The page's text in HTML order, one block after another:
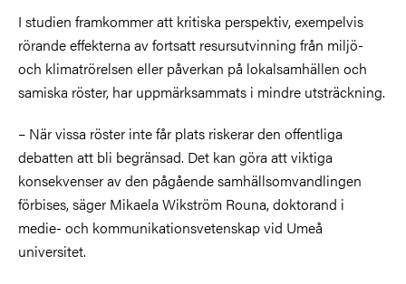
I studien framkommer att kritiska perspektiv, exempelvis
rörande effekterna av fortsatt resursutvinning från miljö-
och klimatrörelsen eller påverkan på lokalsamhällen och
samiska röster, har uppmärksammats i mindre utsträckning.
– När vissa röster inte får plats riskerar den offentliga
debatten att bli begränsad. Det kan göra att viktiga
konsekvenser av den pågående samhällsomvandlingen
förbises, säger Mikaela Wikström Rouna, doktorand i
medie- och kommunikationsvetenskap vid Umeå
universitet.